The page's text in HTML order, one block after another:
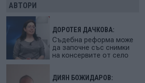
АВТОРИ
ДОРОТЕЯ ДАЧКОВА:
Съдебна реформа може
да започне със снимки
на консервите от село
ДИЯН БОЖИДАРОВ: